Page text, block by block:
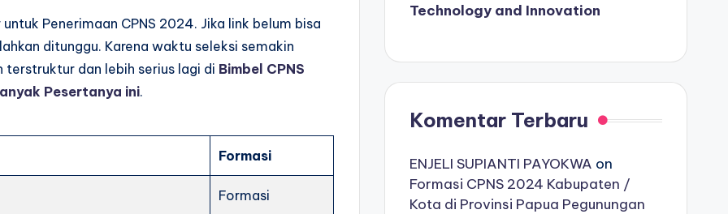
Penerimaan CPNS 2024. Jika link belum bisa
ditunggu. Karena waktu seleksi semakin
terstruktur dan lebih serius lagi di Bimbel CPNS
Pesertanya ini.
Formasi
Formasi
Technology and Innovation
Komentar Terbaru
ENJELI SUPIANTI PAYOKWA on
Formasi CPNS 2024 Kabupaten /
Kota di Provinsi Papua Pegunungan